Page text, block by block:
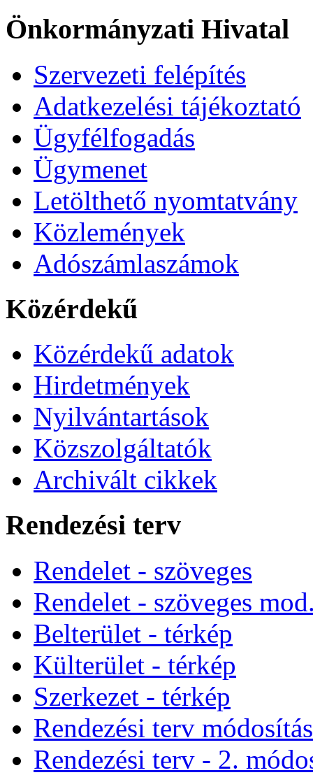
Önkormányzati Hivatal
Szervezeti felépítés
Adatkezelési tájékoztató
Ügyfélfogadás
Ügymenet
Letölthető nyomtatvány
Közlemények
Adószámlaszámok
Közérdekű
Közérdekű adatok
Hirdetmények
Nyilvántartások
Közszolgáltatók
Archivált cikkek
Rendezési terv
Rendelet - szöveges
Rendelet - szöveges
Belterület - térkép
Külterület - térkép
Szerkezet - térkép
Rendezési terv
Rendezési terv - 2.